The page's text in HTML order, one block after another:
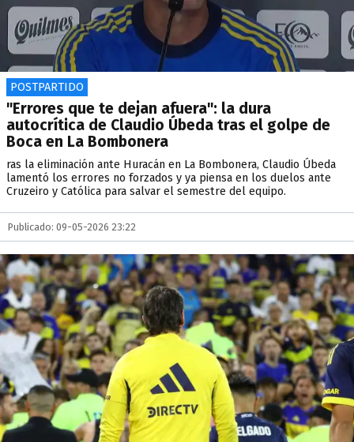
POSTPARTIDO
"Errores que te dejan afuera": la dura
autocrítica de Claudio Úbeda tras el golpe de
Boca en La Bombonera
ras la eliminación ante Huracán en La Bombonera, Claudio Úbeda
lamentó los errores no forzados y ya piensa en los duelos ante
Cruzeiro y Católica para salvar el semestre del equipo.
Publicado: 09-05-2026 23:22